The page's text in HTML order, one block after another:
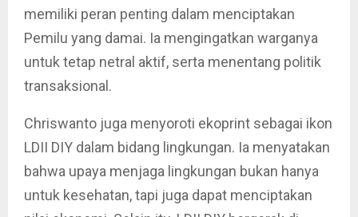
memiliki peran penting dalam menciptakan
Pemilu yang damai. Ia mengingatkan warganya
untuk tetap netral aktif, serta menentang politik
transaksional.
Chriswanto juga menyoroti ekoprint sebagai ikon
LDII DIY dalam bidang lingkungan. Ia menyatakan
bahwa upaya menjaga lingkungan bukan hanya
untuk kesehatan, tapi juga dapat menciptakan